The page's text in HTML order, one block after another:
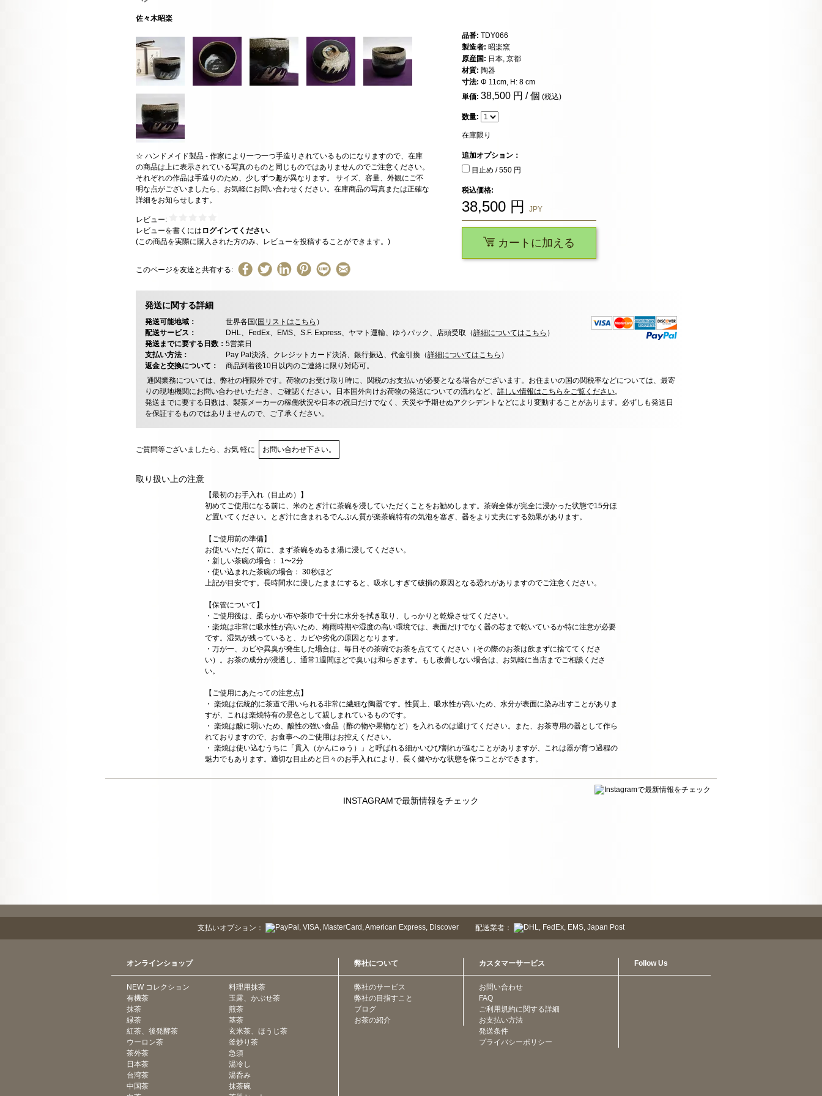
佐々木昭楽
☆ ハンドメイド製品 - 作家により一つ一つ手造りされているものになりますので、在庫
の商品は上に表示されている写真のものと同じものではありませんのでご注意ください。
それぞれの作品は手造りのため、少しずつ趣が異なります。 サイズ、容量、外観にご不
明な点がございましたら、お気軽にお問い合わせください。在庫商品の写真または正確な
詳細をお知らせします。
レビュー:
レビューを書くには ログインてください.
(この商品を実際に購入された方のみ、レビューを投稿することができます。)
このページを友達と共有する:
品番: TDY066
製造者: 昭楽窯
原産国: 日本, 京都
材質: 陶器
寸法: Φ 11cm, H: 8 cm
単価: 38,500 円 / 個 (税込)
数量:
在庫限り
追加オプション：
目止め / 550 円
税込価格:
38,500 円 JPY
カートに加える
発送に関する詳細
発送可能地域： 世界各国(国リストはこちら ）
配送サービス：
DHL、FedEx、EMS、S.F. Express、ヤマト運輸、ゆうパック、店頭受取（詳細についてはこちら ）
発送までに要する日数： 5営業日
支払い方法：
Pay Pal決済、クレジットカード決済、銀行振込、代金引換（詳細についてはこちら ）
返金と交換について：
商品到着後10日以内のご連絡に限り対応可。
通関業務については、弊社の権限外です。荷物のお受け取り時に、関税のお支払いが必要となる場合がございます。お住まいの国の関税率などについては、最寄
りの現地機関にお問い合わせいただき、ご確認ください。日本国外向けお荷物の発送についての流れなど、 詳しい情報はこちらをご覧ください。
発送までに要する日数は、製茶メーカーの稼働状況や日本の祝日だけでなく、天災や予期せぬアクシデントなどにより変動することがあります。必ずしも発送日
を保証するものではありませんので、ご了承ください。
ご質問等ございましたら、お気 軽に お問い合わせ下さい。
取り扱い上の注意
【最初のお手入れ（目止め）】
初めてご使用になる前に、米のとぎ汁に茶碗を浸していただくことをお勧めします。茶碗全体が完全に浸かった状態で15分ほ
ど置いてください。とぎ汁に含まれるでんぷん質が楽茶碗特有の気泡を塞ぎ、器をより丈夫にする効果があります。
【ご使用前の準備】
お使いいただく前に、まず茶碗をぬるま湯に浸してください。
・新しい茶碗の場合： 1〜2分
・使い込まれた茶碗の場合： 30秒ほど
上記が目安です。長時間水に浸したままにすると、吸水しすぎて破損の原因となる恐れがありますのでご注意ください。
【保管について】
・ご使用後は、柔らかい布や茶巾で十分に水分を拭き取り、しっかりと乾燥させてください。
・楽焼は非常に吸水性が高いため、梅雨時期や湿度の高い環境では、表面だけでなく器の芯まで乾いているか特に注意が必要
です。湿気が残っていると、カビや劣化の原因となります。
・万が一、カビや異臭が発生した場合は、毎日その茶碗でお茶を点ててください（その際のお茶は飲まずに捨ててくださ
い）。お茶の成分が浸透し、通常1週間ほどで臭いは和らぎます。もし改善しない場合は、お気軽に当店までご相談くださ
い。
【ご使用にあたっての注意点】
・ 楽焼は伝統的に茶道で用いられる非常に繊細な陶器です。性質上、吸水性が高いため、水分が表面に染み出すことがありま
すが、これは楽焼特有の景色として親しまれているものです。
・ 楽焼は酸に弱いため、酸性の強い食品（酢の物や果物など）を入れるのは避けてください。また、お茶専用の器として作ら
れておりますので、お食事へのご使用はお控えください。
・ 楽焼は使い込むうちに「貫入（かんにゅう）」と呼ばれる細かいひび割れが進むことがありますが、これは器が育つ過程の
魅力でもあります。適切な目止めと日々のお手入れにより、長く健やかな状態を保つことができます。
INSTAGRAMで最新情報をチェック
支払いオプション： 配送業者：
オンラインショップ
NEW コレクション
有機茶
抹茶
緑茶
紅茶、後発酵茶
ウーロン茶
茶外茶
日本茶
台湾茶
中国茶
料理用抹茶
玉露、かぶせ茶
煎茶
茎茶
玄米茶、ほうじ茶
釜炒り茶
急須
湯冷し
湯呑み
抹茶碗
弊社について
弊社のサービス
弊社の目指すこと
ブログ
お茶の紹介
カスタマーサービス
お問い合わせ
FAQ
ご利用規約に関する詳細
お支払い方法
発送条件
プライバシーポリシー
Follow Us